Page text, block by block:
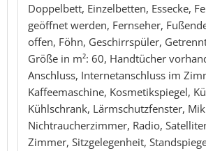
Doppelbett, Einzelbetten, Essecke,
geöffnet werden, Fernseher,
offen, Föhn, Geschirrspüler,
Größe in m²: 60, Handtücher
Anschluss, Internetanschluss im
Kaffeemaschine, Kosmetikspiegel,
Kühlschrank, Lärmschutzfenster,
Nichtraucherzimmer, Radio,
Zimmer, Sitzgelegenheit,